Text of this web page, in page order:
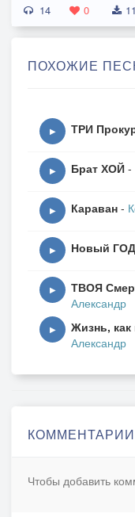
14 0
ПОХОЖИЕ
▶ ТРИ
▶ Брат ХОЙ -
▶ Караван -
▶ Новый
▶ ТВОЯ
Александр
▶ Жизнь, как
Александр
КОММЕНТАРИИ
Чтобы добавить